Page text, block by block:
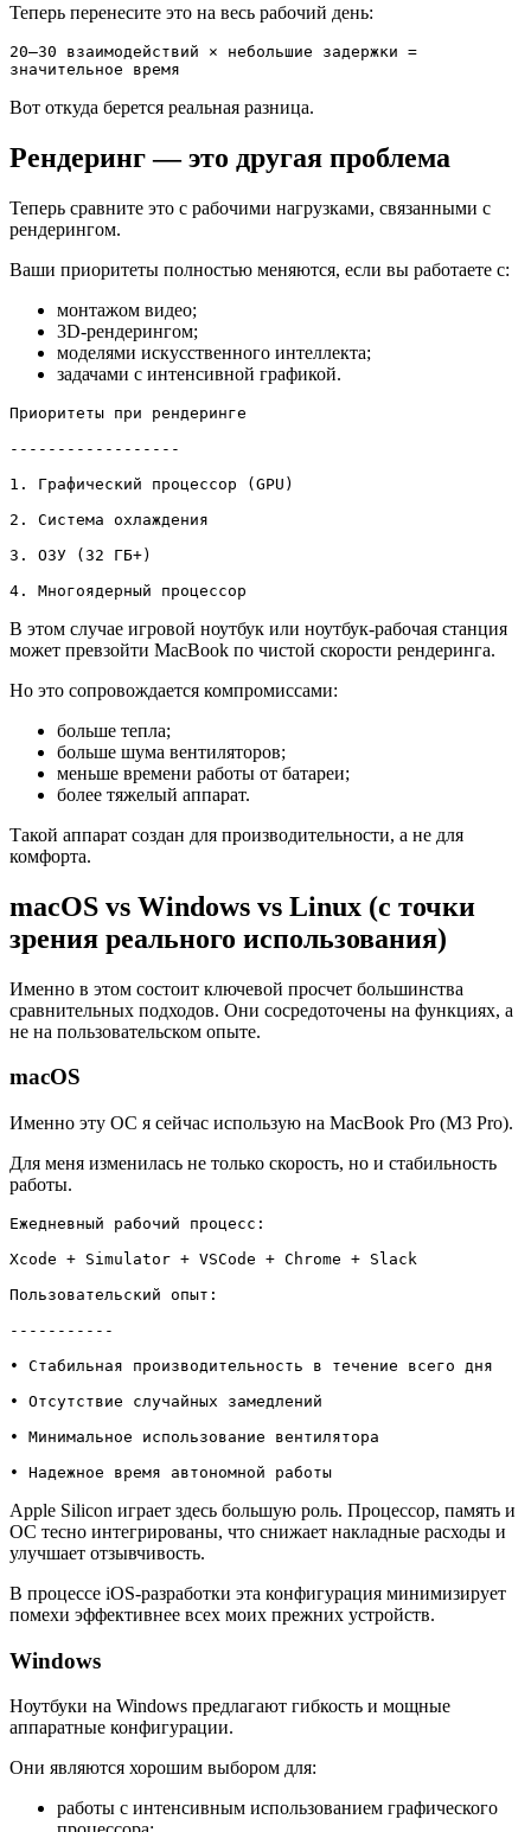
Теперь перенесите это на весь рабочий день:
20–30 взаимодействий × небольшие задержки =
значительное время
Вот откуда берется реальная разница.
Рендеринг — это другая проблема
Теперь сравните это с рабочими нагрузками, связанными с
рендерингом.
Ваши приоритеты полностью меняются, если вы работаете с:
монтажом видео;
3D-рендерингом;
моделями искусственного интеллекта;
задачами с интенсивной графикой.
Приоритеты при рендеринге
------------------
1. Графический процессор (GPU)
2. Система охлаждения
3. ОЗУ (32 ГБ+)
4. Многоядерный процессор
В этом случае игровой ноутбук или ноутбук-рабочая станция
может превзойти MacBook по чистой скорости рендеринга.
Но это сопровождается компромиссами:
больше тепла;
больше шума вентиляторов;
меньше времени работы от батареи;
более тяжелый аппарат.
Такой аппарат создан для производительности, а не для
комфорта.
macOS vs Windows vs Linux (с точки
зрения реального использования)
Именно в этом состоит ключевой просчет большинства
сравнительных подходов. Они сосредоточены на функциях, а
не на пользовательском опыте.
macOS
Именно эту ОС я сейчас использую на MacBook Pro (M3 Pro).
Для меня изменилась не только скорость, но и стабильность
работы.
Ежедневный рабочий процесс:
Xcode + Simulator + VSCode + Chrome + Slack
Пользовательский опыт:
-----------
• Стабильная производительность в течение всего дня
• Отсутствие случайных замедлений
• Минимальное использование вентилятора
• Надежное время автономной работы
Apple Silicon играет здесь большую роль. Процессор, память и
ОС тесно интегрированы, что снижает накладные расходы и
улучшает отзывчивость.
В процессе iOS-разработки эта конфигурация минимизирует
помехи эффективнее всех моих прежних устройств.
Windows
Ноутбуки на Windows предлагают гибкость и мощные
аппаратные конфигурации.
Они являются хорошим выбором для:
работы с интенсивным использованием графического